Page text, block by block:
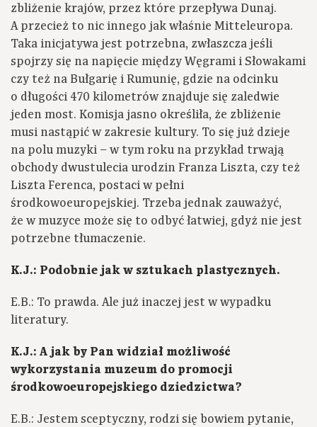
zbliżenie krajów, przez które przepływa Dunaj.
A przecież to nic innego jak właśnie Mitteleuropa.
Taka inicjatywa jest potrzebna, zwłaszcza jeśli
spojrzy się na napięcie między Węgrami i Słowakami
czy też na Bułgarię i Rumunię, gdzie na odcinku
o długości 470 kilometrów znajduje się zaledwie
jeden most. Komisja jasno określiła, że zbliżenie
musi nastąpić w zakresie kultury. To się już dzieje
na polu muzyki – w tym roku na przykład trwają
obchody dwustulecia urodzin Franza Liszta, czy też
Liszta Ferenca, postaci w pełni
środkowoeuropejskiej. Trzeba jednak zauważyć,
że w muzyce może się to odbyć łatwiej, gdyż nie jest
potrzebne tłumaczenie.
K.J.: Podobnie jak w sztukach plastycznych.
E.B.: To prawda. Ale już inaczej jest w wypadku
literatury.
K.J.: A jak by Pan widział możliwość
wykorzystania muzeum do promocji
środkowoeuropejskiego dziedzictwa?
E.B.: Jestem sceptyczny, rodzi się bowiem pytanie,